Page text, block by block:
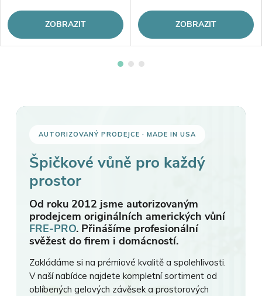
ZOBRAZIT ZOBRAZIT
AUTORIZOVANÝ PRODEJCE · MADE IN USA
Špičkové vůně pro každý
prostor
Od roku 2012 jsme autorizovaným
prodejcem originálních amerických vůní
FRE-PRO. Přinášíme profesionální
svěžest do firem i domácností.
Zakládáme si na prémiové kvalitě a spolehlivosti.
V naší nabídce najdete kompletní sortiment od
oblíbených gelových závěsek a prostorových